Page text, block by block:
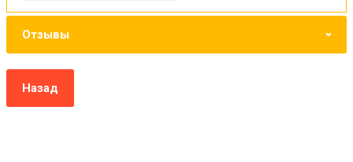
Отзывы
Назад